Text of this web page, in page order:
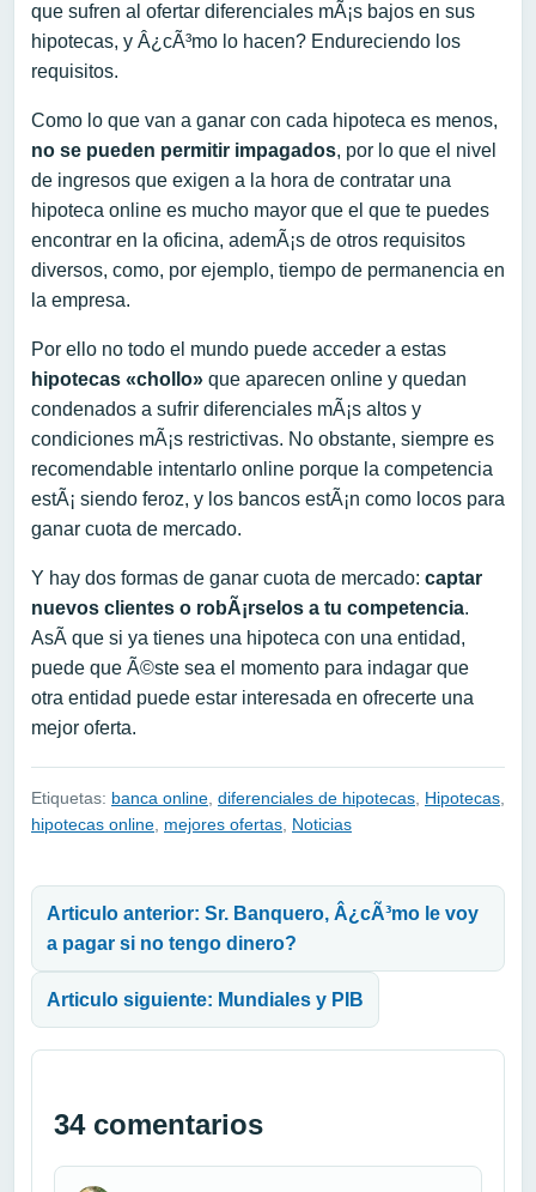
que sufren al ofertar diferenciales mÃ¡s bajos en sus
hipotecas, y Â¿cÃ³mo lo hacen? Endureciendo los
requisitos.
Como lo que van a ganar con cada hipoteca es menos,
no se pueden permitir impagados, por lo que el nivel
de ingresos que exigen a la hora de contratar una
hipoteca online es mucho mayor que el que te puedes
encontrar en la oficina, ademÃ¡s de otros requisitos
diversos, como, por ejemplo, tiempo de permanencia en
la empresa.
Por ello no todo el mundo puede acceder a estas
hipotecas «chollo» que aparecen online y quedan
condenados a sufrir diferenciales mÃ¡s altos y
condiciones mÃ¡s restrictivas. No obstante, siempre es
recomendable intentarlo online porque la competencia
estÃ¡ siendo feroz, y los bancos estÃ¡n como locos para
ganar cuota de mercado.
Y hay dos formas de ganar cuota de mercado: captar
nuevos clientes o robÃ¡rselos a tu competencia.
AsÃ­ que si ya tienes una hipoteca con una entidad,
puede que Ã©ste sea el momento para indagar que
otra entidad puede estar interesada en ofrecerte una
mejor oferta.
Etiquetas: banca online diferenciales de hipotecas Hipotecas
hipotecas online mejores ofertas Noticias
Articulo anterior: Sr. Banquero, Â¿cÃ³mo le voy
a pagar si no tengo dinero?
Articulo siguiente: Mundiales y PIB
34 comentarios